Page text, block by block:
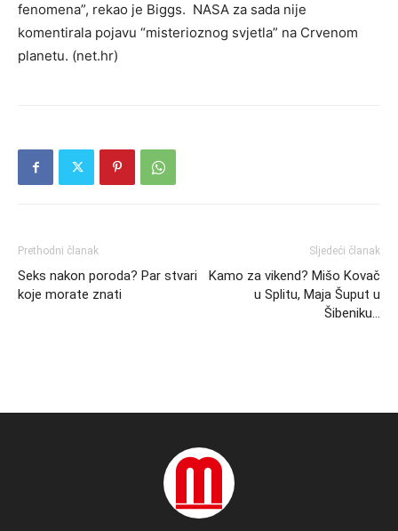
fenomena”, rekao je Biggs. NASA za sada nije
komentirala pojavu “misterioznog svjetla” na Crvenom
planetu. (net.hr)
Prethodni članak
Seks nakon poroda? Par stvari
koje morate znati
Sljedeći članak
Kamo za vikend? Mišo Kovač
u Splitu, Maja Šuput u
Šibeniku…